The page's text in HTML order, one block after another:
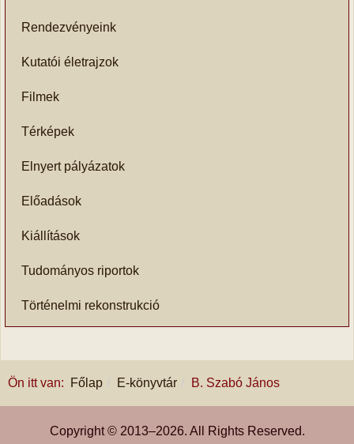
Rendezvényeink
Kutatói életrajzok
Filmek
Térképek
Elnyert pályázatok
Előadások
Kiállítások
Tudományos riportok
Történelmi rekonstrukció
Ön itt van: Főlap E-könyvtár B. Szabó János
Copyright © 2013–2026. All Rights Reserved.